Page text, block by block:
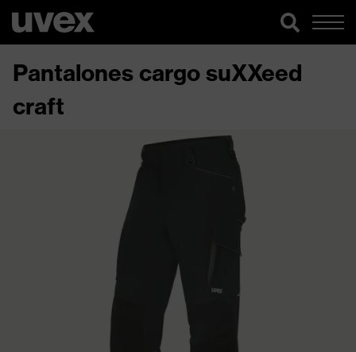
Pantalones cargo suXXeed
craft